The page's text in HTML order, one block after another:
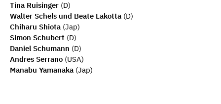
Tina Ruisinger (D)
Walter Schels und Beate Lakotta (D)
Chiharu Shiota (Jap)
Simon Schubert (D)
Daniel Schumann (D)
Andres Serrano (USA)
Manabu Yamanaka (Jap)